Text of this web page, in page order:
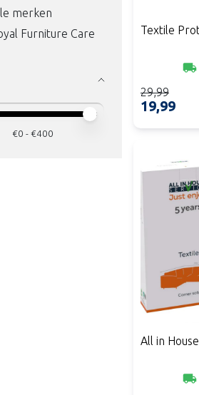
merken
Furniture Care
prijswaarde
value
€0 - €400
Textile
19,99
29,99
All in